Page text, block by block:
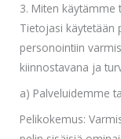
3. Miten käytämme
Tietojasi käytetään
personointiin
kiinnostavana ja
a) Palveluidemme
Pelikokemus: